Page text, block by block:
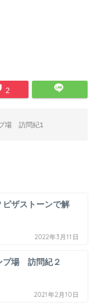
2
場 訪問紀1
ザストーンで解
2022年3月11日
プ場 訪問紀２
2021年2月10日